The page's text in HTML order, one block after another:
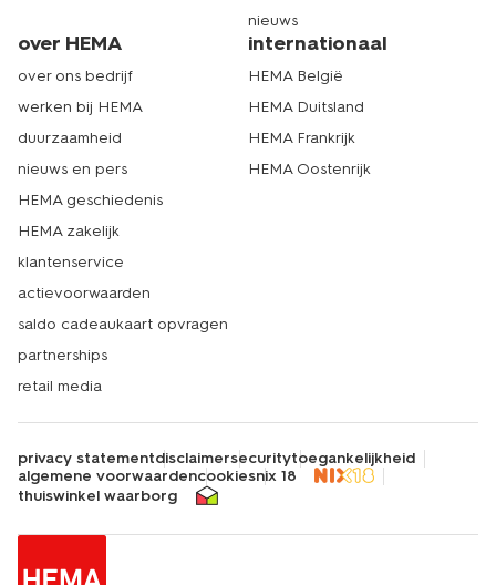
nieuws
over HEMA
over ons bedrijf
werken bij HEMA
duurzaamheid
nieuws en pers
HEMA geschiedenis
HEMA zakelijk
klantenservice
actievoorwaarden
saldo cadeaukaart opvragen
partnerships
retail media
internationaal
HEMA België
HEMA Duitsland
HEMA Frankrijk
HEMA Oostenrijk
privacy statementdisclaimersecuritytoegankelijkheid
algemene voorwaardencookiesnix 18
thuiswinkel waarborg